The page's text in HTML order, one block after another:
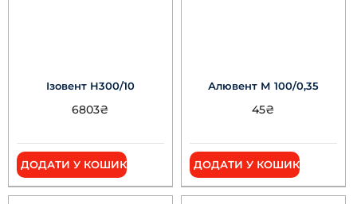
Ізовент Н300/10
6803₴
ДОДАТИ У КОШИК
Алювент М 100/0,35
45₴
ДОДАТИ У КОШИК